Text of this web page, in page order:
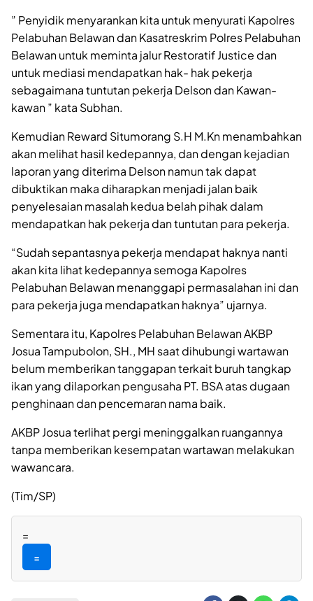
” Penyidik menyarankan kita untuk menyurati Kapolres
Pelabuhan Belawan dan Kasatreskrim Polres Pelabuhan
Belawan untuk meminta jalur Restoratif Justice dan
untuk mediasi mendapatkan hak- hak pekerja
sebagaimana tuntutan pekerja Delson dan Kawan-
kawan ” kata Subhan.
Kemudian Reward Situmorang S.H M.Kn menambahkan
akan melihat hasil kedepannya, dan dengan kejadian
laporan yang diterima Delson namun tak dapat
dibuktikan maka diharapkan menjadi jalan baik
penyelesaian masalah kedua belah pihak dalam
mendapatkan hak pekerja dan tuntutan para pekerja.
“Sudah sepantasnya pekerja mendapat haknya nanti
akan kita lihat kedepannya semoga Kapolres
Pelabuhan Belawan menanggapi permasalahan ini dan
para pekerja juga mendapatkan haknya” ujarnya.
Sementara itu, Kapolres Pelabuhan Belawan AKBP
Josua Tampubolon, SH., MH saat dihubungi wartawan
belum memberikan tanggapan terkait buruh tangkap
ikan yang dilaporkan pengusaha PT. BSA atas dugaan
penghinaan dan pencemaran nama baik.
AKBP Josua terlihat pergi meninggalkan ruangannya
tanpa memberikan kesempatan wartawan melakukan
wawancara.
(Tim/SP)
=
=